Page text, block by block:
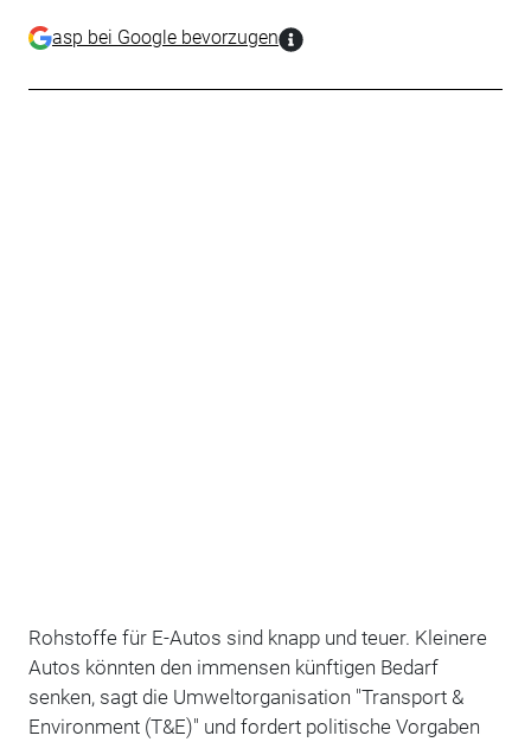
asp bei Google bevorzugen
Rohstoffe für E-Autos sind knapp und teuer. Kleinere
Autos könnten den immensen künftigen Bedarf
senken, sagt die Umweltorganisation "Transport &
Environment (T&E)" und fordert politische Vorgaben